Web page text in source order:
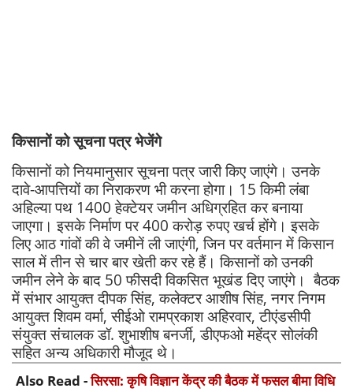
किसानों को सूचना पत्र भेजेंगे
किसानों को नियमानुसार सूचना पत्र जारी किए जाएंगे। उनके
दावे-आपत्तियों का निराकरण भी करना होगा। 15 किमी लंबा
अहिल्या पथ 1400 हेक्टेयर जमीन अधिग्रहित कर बनाया
जाएगा। इसके निर्माण पर 400 करोड़ रुपए खर्च होंगे। इसके
लिए आठ गांवों की वे जमीनें ली जाएंगी, जिन पर वर्तमान में किसान
साल में तीन से चार बार खेती कर रहे हैं। किसानों को उनकी
जमीन लेने के बाद 50 फीसदी विकसित भूखंड दिए जाएंगे। बैठक
में संभार आयुक्त दीपक सिंह, कलेक्टर आशीष सिंह, नगर निगम
आयुक्त शिवम वर्मा, सीईओ रामप्रकाश अहिरवार, टीएंडसीपी
संयुक्त संचालक डॉ. शुभाशीष बनर्जी, डीएफओ महेंद्र सोलंकी
सहित अन्य अधिकारी मौजूद थे।
Also Read -सिरसा: कृषि विज्ञान केंद्र की बैठक में फसल बीमा विधि